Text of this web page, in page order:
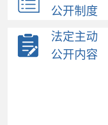
公开制度
法定主动
公开内容